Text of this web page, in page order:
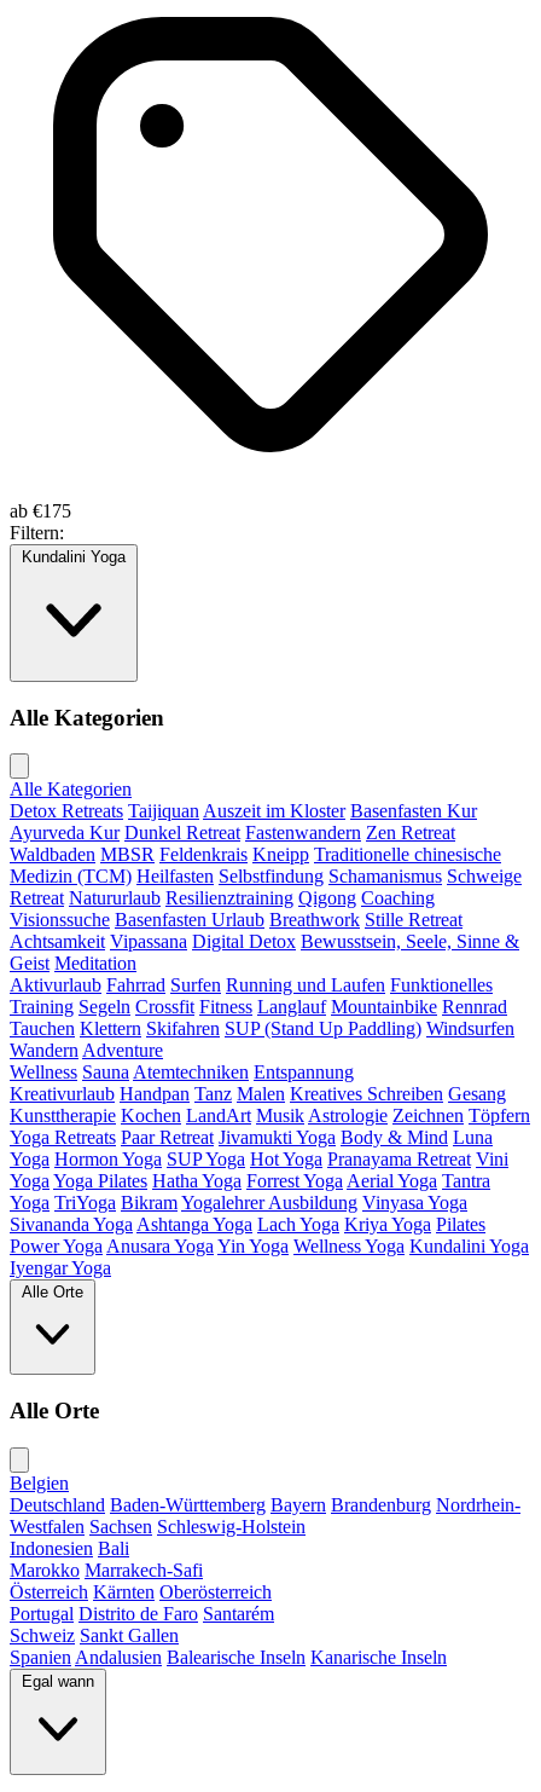
ab €175
Filtern:
Kundalini Yoga
Alle Kategorien
Alle Kategorien
Detox Retreats Taijiquan Auszeit im Kloster Basenfasten Kur
Ayurveda Kur Dunkel Retreat Fastenwandern Zen Retreat
Waldbaden MBSR Feldenkrais Kneipp Traditionelle chinesische
Medizin (TCM) Heilfasten Selbstfindung Schamanismus Schweige
Retreat Natururlaub Resilienztraining Qigong Coaching
Visionssuche Basenfasten Urlaub Breathwork Stille Retreat
Achtsamkeit Vipassana Digital Detox Bewusstsein, Seele, Sinne &
Geist Meditation
Aktivurlaub Fahrrad Surfen Running und Laufen Funktionelles
Training Segeln Crossfit Fitness Langlauf Mountainbike Rennrad
Tauchen Klettern Skifahren SUP (Stand Up Paddling) Windsurfen
Wandern Adventure
Wellness Sauna Atemtechniken Entspannung
Kreativurlaub Handpan Tanz Malen Kreatives Schreiben Gesang
Kunsttherapie Kochen LandArt Musik Astrologie Zeichnen Töpfern
Yoga Retreats Paar Retreat Jivamukti Yoga Body & Mind Luna
Yoga Hormon Yoga SUP Yoga Hot Yoga Pranayama Retreat Vini
Yoga Yoga Pilates Hatha Yoga Forrest Yoga Aerial Yoga Tantra
Yoga TriYoga BikramYogalehrer Ausbildung Vinyasa Yoga
Sivananda Yoga Ashtanga Yoga Lach Yoga Kriya Yoga Pilates
Power Yoga Anusara Yoga Yin Yoga Wellness Yoga Kundalini Yoga
Iyengar Yoga
Alle Orte
Alle Orte
Belgien
Deutschland Baden-Württemberg Bayern Brandenburg Nordrhein-
Westfalen Sachsen Schleswig-Holstein
Indonesien Bali
Marokko Marrakech-Safi
Österreich Kärnten Oberösterreich
Portugal Distrito de Faro Santarém
Schweiz Sankt Gallen
Spanien Andalusien Balearische Inseln Kanarische Inseln
Egal wann